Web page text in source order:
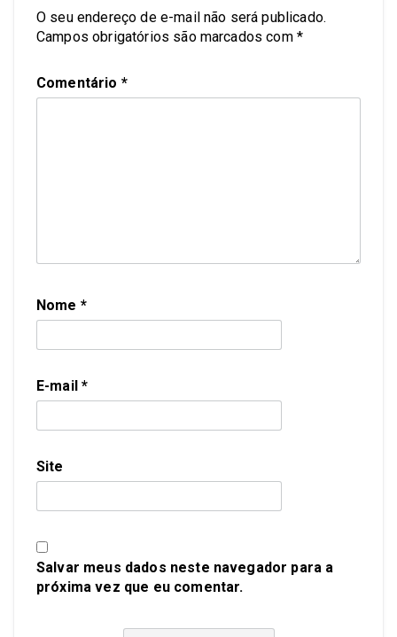
O seu endereço de e-mail não será publicado.
Campos obrigatórios são marcados com *
Comentário *
Nome *
E-mail*
Site
Salvar meus dados neste navegador para a
próxima vez que eu comentar.